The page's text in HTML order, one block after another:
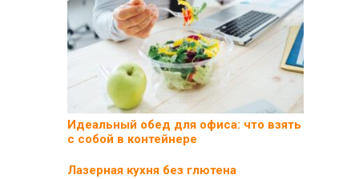
Идеальный обед для офиса: что взять
с собой в контейнере
Лазерная кухня без глютена